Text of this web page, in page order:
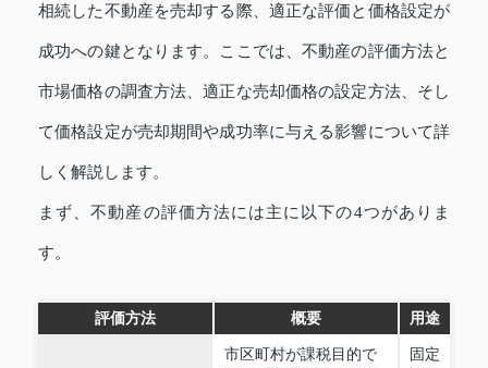
相続した不動産を売却する際、適正な評価と価格設定が
成功への鍵となります。ここでは、不動産の評価方法と
市場価格の調査方法、適正な売却価格の設定方法、そし
て価格設定が売却期間や成功率に与える影響について詳
しく解説します。
まず、不動産の評価方法には主に以下の4つがありま
す。
評価方法 概要 用途
市区町村が課税目的で
固定